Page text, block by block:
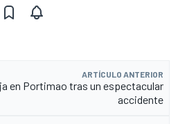
ARTÍCULO ANTERIOR
en Portimao tras un espectacular
accidente